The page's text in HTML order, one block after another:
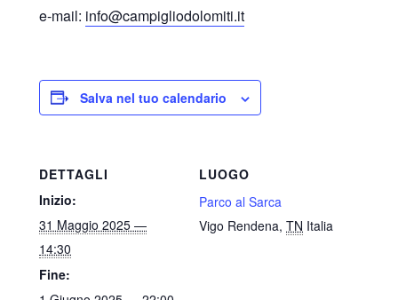
e-mail: info@campigliodolomiti.it
Salva nel tuo calendario
DETTAGLI
Inizio:
31 Maggio 2025 —
14:30
Fine:
LUOGO
Parco al Sarca
Vigo Rendena, TN Italia